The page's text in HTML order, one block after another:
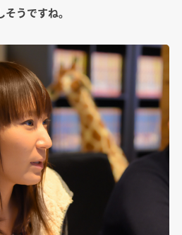
うですね。